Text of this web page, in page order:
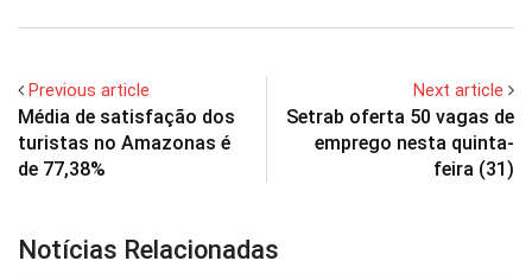
Previous article
Média de satisfação dos
turistas no Amazonas é
de 77,38%
Next article
Setrab oferta 50 vagas de
emprego nesta quinta-
feira (31)
Notícias Relacionadas